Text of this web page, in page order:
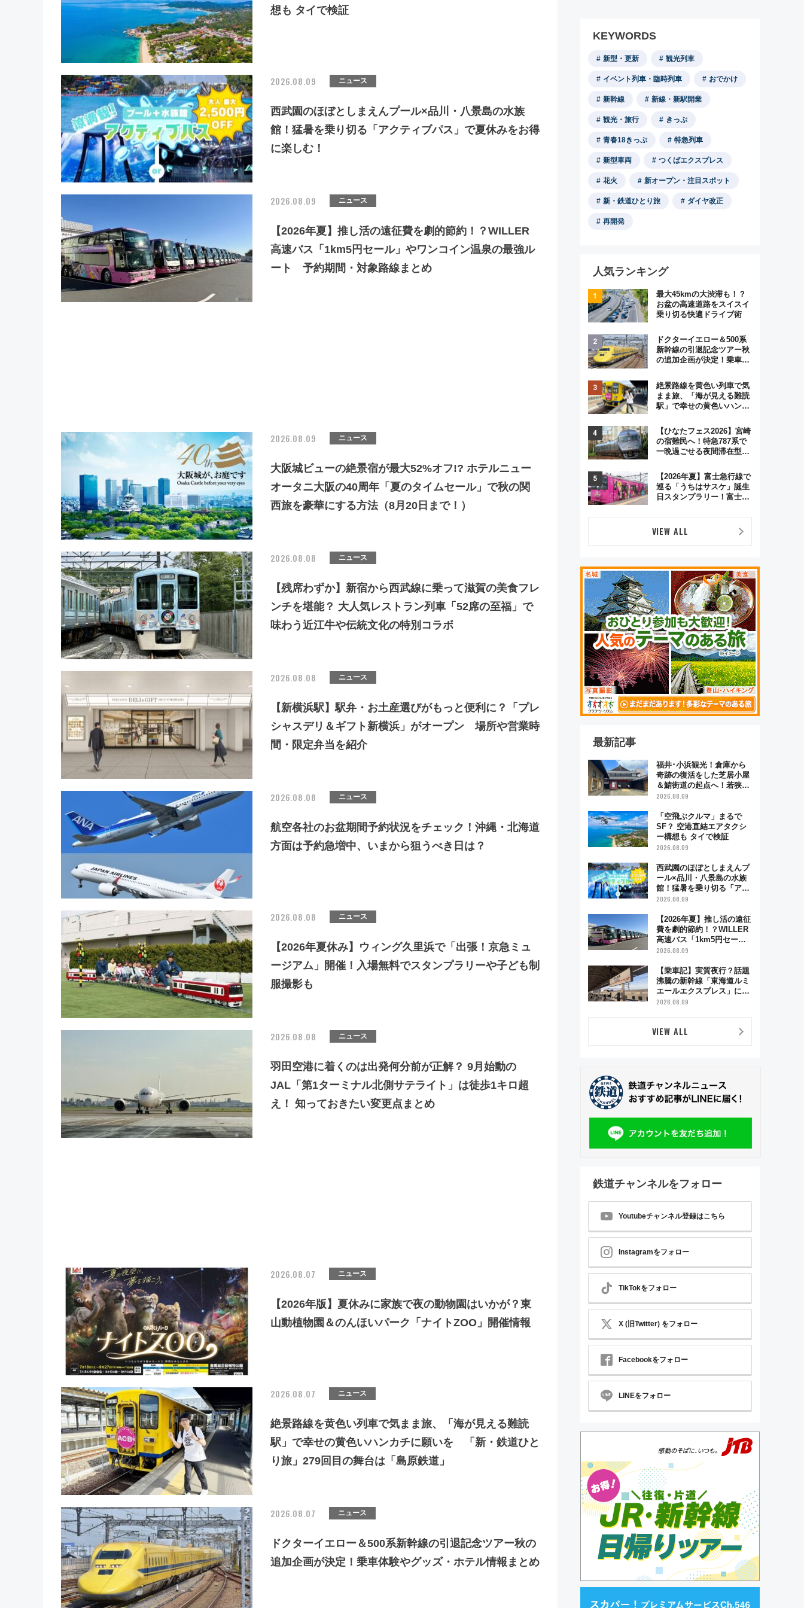
想も タイで検証
2026.08.09 ニュース
西武園のほぼとしまえんプール×品川・八景島の水族
館！猛暑を乗り切る「アクティブパス」で夏休みをお得
に楽しむ！
2026.08.09 ニュース
【2026年夏】推し活の遠征費を劇的節約！？WILLER
高速バス「1km5円セール」やワンコイン温泉の最強ル
ート 予約期間・対象路線まとめ
2026.08.09 ニュース
大阪城ビューの絶景宿が最大52%オフ!? ホテルニュー
オータニ大阪の40周年「夏のタイムセール」で秋の関
西旅を豪華にする方法（8月20日まで！）
2026.08.08 ニュース
【残席わずか】新宿から西武線に乗って滋賀の美食フレ
ンチを堪能？ 大人気レストラン列車「52席の至福」で
味わう近江牛や伝統文化の特別コラボ
2026.08.08 ニュース
【新横浜駅】駅弁・お土産選びがもっと便利に？「プレ
シャスデリ＆ギフト新横浜」がオープン 場所や営業時
間・限定弁当を紹介
2026.08.08 ニュース
航空各社のお盆期間予約状況をチェック！沖縄・北海道
方面は予約急増中、いまから狙うべき日は？
2026.08.08 ニュース
【2026年夏休み】ウィング久里浜で「出張！京急ミュ
ージアム」開催！入場無料でスタンプラリーや子ども制
服撮影も
2026.08.08 ニュース
羽田空港に着くのは出発何分前が正解？ 9月始動の
JAL「第1ターミナル北側サテライト」は徒歩1キロ超
え！ 知っておきたい変更点まとめ
2026.08.07 ニュース
【2026年版】夏休みに家族で夜の動物園はいかが？東
山動植物園＆のんほいパーク「ナイトZOO」開催情報
2026.08.07 ニュース
絶景路線を黄色い列車で気まま旅、「海が見える難読
駅」で幸せの黄色いハンカチに願いを 「新・鉄道ひと
り旅」279回目の舞台は「島原鉄道」
2026.08.07 ニュース
ドクターイエロー＆500系新幹線の引退記念ツアー秋の
追加企画が決定！乗車体験やグッズ・ホテル情報まとめ
KEYWORDS
新型・更新 観光列車
イベント列車・臨時列車 おでかけ
新幹線 新線・新駅開業
観光・旅行 きっぷ
青春18きっぷ 特急列車
新型車両 つくばエクスプレス
花火 新オープン・注目スポット
新・鉄道ひとり旅 ダイヤ改正
再開発
人気ランキング
最大45kmの大渋滞も！？
お盆の高速道路をスイスイ
乗り切る快適ドライブ術
ドクターイエロー＆500系
新幹線の引退記念ツアー秋
の追加企画が決定！乗車体
とめ
絶景路線を黄色い列車で気
まま旅、「海が見える難読
駅」で幸せの黄色いハンカ
とり旅」279回目の舞台は
「島原鉄道」
【ひなたフェス2026】宮崎
の宿難民へ！特急787系で
一晩過ごせる夜間滞在型イ
ま」が救世主に？
【2026年夏】富士急行線で
巡る「うちはサスケ」誕生
日スタンプラリー！富士急
VIEW ALL
最新記事
福井･小浜観光！倉庫から
奇跡の復活をした芝居小屋
＆鯖街道の起点へ！若狭小
浜お魚センターでBBQ、老
グルメ散歩
2026.08.09
「空飛ぶクルマ」まるで
SF？ 空港直結エアタクシ
ー構想も タイで検証
2026.08.09
西武園のほぼとしまえんプ
ール×品川・八景島の水族
館！猛暑を乗り切る「アク
ティブパス」で夏休みをお
2026.08.09
【2026年夏】推し活の遠征
費を劇的節約！？WILLER
高速バス「1km5円セー
ル」やワンコイン温泉の最
路線まとめ
2026.08.09
【乗車記】実質夜行？話題
沸騰の新幹線「東海道ルミ
エールエクスプレス」に乗
車してみた 東京22時発、
らし過ぎる朝
2026.08.09
VIEW ALL
鉄道チャンネルをフォロー
Youtubeチャンネル登録はこちら
Instagramをフォロー
TikTokをフォロー
X (旧Twitter) をフォロー
Facebookをフォロー
LINEをフォロー